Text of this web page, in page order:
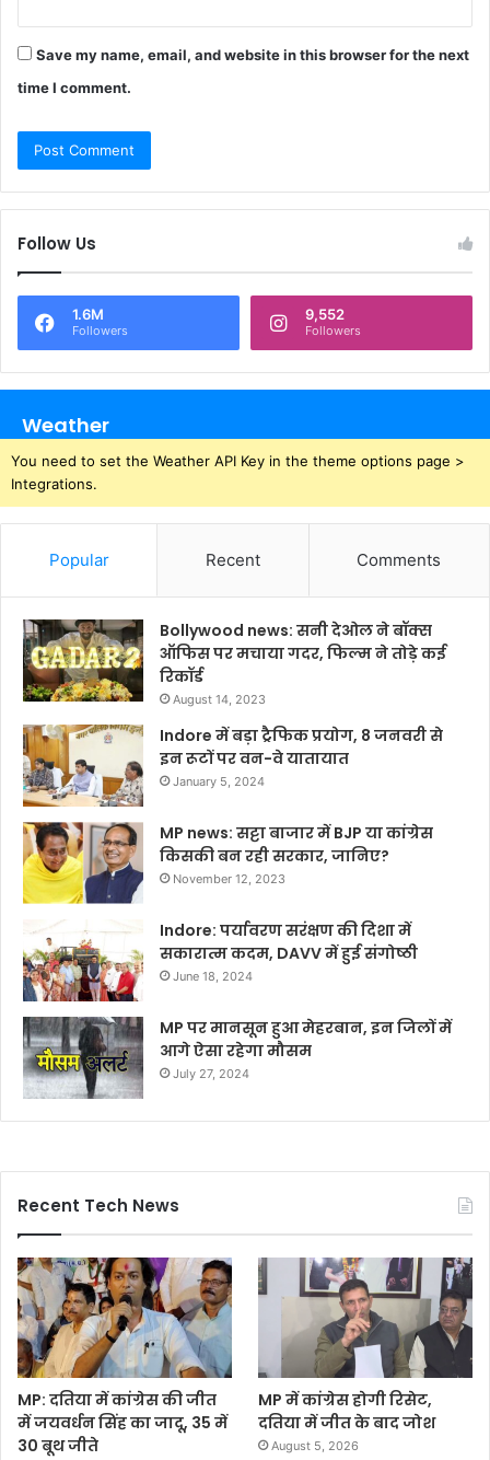
Save my name, email, and website in this browser for the next
time I comment.
Follow Us
1.6M
Followers
9,552
Followers
Weather
You need to set the Weather API Key in the theme options page >
Integrations.
Popular Recent Comments
Bollywood news: सनी देओल ने बॉक्स
ऑफिस पर मचाया गदर, फिल्म ने तोड़े कई
रिकॉर्ड
August 14, 2023
Indore में बड़ा ट्रैफिक प्रयोग, 8 जनवरी से
इन रूटों पर वन-वे यातायात
January 5, 2024
MP news: सट्टा बाजार में BJP या कांग्रेस
किसकी बन रही सरकार, जानिए?
November 12, 2023
Indore: पर्यावरण सरंक्षण की दिशा में
सकारात्म कदम, DAVV में हुई संगोष्ठी
June 18, 2024
MP पर मानसून हुआ मेहरबान, इन जिलों में
आगे ऐसा रहेगा मौसम
July 27, 2024
Recent Tech News
MP: दतिया में कांग्रेस की जीत
में जयवर्धन सिंह का जादू, 35 में
30 बूथ जीते
MP में कांग्रेस होगी रिसेट,
दतिया में जीत के बाद जोश
August 5, 2026